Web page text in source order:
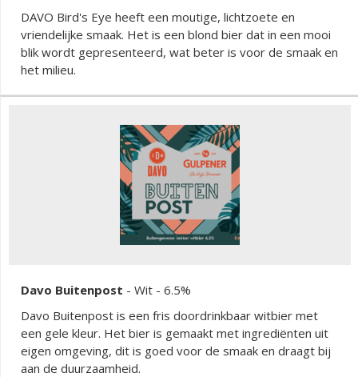
DAVO Bird's Eye heeft een moutige, lichtzoete en
vriendelijke smaak. Het is een blond bier dat in een mooi
blik wordt gepresenteerd, wat beter is voor de smaak en
het milieu.
Davo Buitenpost - Wit - 6.5%
Davo Buitenpost is een fris doordrinkbaar witbier met
een gele kleur. Het bier is gemaakt met ingrediënten uit
eigen omgeving, dit is goed voor de smaak en draagt bij
aan de duurzaamheid.